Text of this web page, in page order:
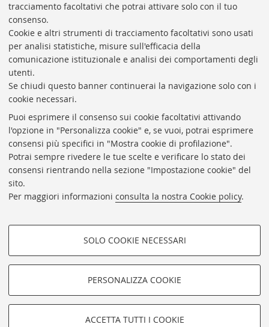
tracciamento facoltativi che potrai attivare solo con il tuo
consenso.
Cookie e altri strumenti di tracciamento facoltativi sono usati
per analisi statistiche, misure sull'efficacia della
comunicazione istituzionale e analisi dei comportamenti degli
utenti.
Se chiudi questo banner continuerai la navigazione solo con i
cookie necessari.
Puoi esprimere il consenso sui cookie facoltativi attivando
l'opzione in "Personalizza cookie" e, se vuoi, potrai esprimere
consensi più specifici in "Mostra cookie di profilazione".
Potrai sempre rivedere le tue scelte e verificare lo stato dei
consensi rientrando nella sezione "Impostazione cookie" del
sito.
Per maggiori informazioni consulta la nostra Cookie policy.
COOKIE DI PROFILAZIONE -
FACOLTATIVI
navigazione degli utenti, creare profili in base al loro comportamento
SOLO COOKIE NECESSARI
PERSONALIZZA COOKIE
ACCETTA TUTTI I COOKIE
UNIVERSITARIA
Presidente: prof. Francesco Citti
Coordinatrice gestionale: Maria Pia Torricelli
Responsabile Amministrativo: Luigia Di Pumpo
Via Zamboni, 33/35 - 40126 Bologna (BO)
Tel. +39 051 2088306 - Fax +39 051 2088385
bub.info@unibo.it
bub.biblioteca@pec.unibo.it
Dove siamo
Orario dei servizi
Helpdesk
Rubrica di Ateneo
Privacy e note legali
©Copyright 2026 - ALMA MATER STUDIORUM - Università di